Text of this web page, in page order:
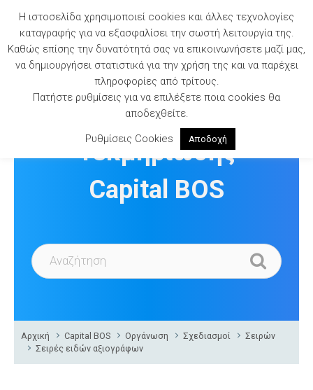
content
Βιβλιοθήκη
Τεκμηρίωσης
Capital BOS
Αρχική Capital BOS Οργάνωση Σχεδιασμοί
Σειρών
Σειρές ειδών αξιογράφων
Η ιστοσελίδα χρησιμοποιεί cookies και άλλες τεχνολογίες
καταγραφής για να εξασφαλίσει την σωστή λειτουργία της.
Καθώς επίσης την δυνατότητά σας να επικοινωνήσετε μαζί μας,
να δημιουργήσει στατιστικά για την χρήση της και να παρέχει
πληροφορίες από τρίτους.
Πατήστε ρυθμίσεις για να επιλέξετε ποια cookies θα
αποδεχθείτε.
Ρυθμίσεις Cookies
Αποδοχή